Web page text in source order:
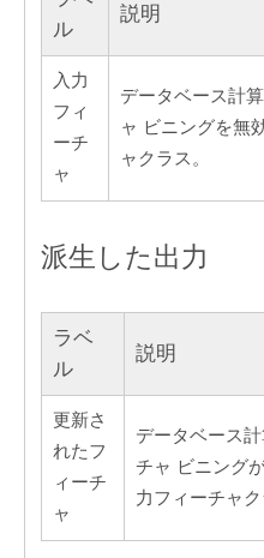
ル
説明
入力
フィ
ーチ
ャ
データベース計
ャ ビニングを無
ャクラス。
派生した出力
ラベ
ル
説明
更新さ
れたフ
ィーチ
ャ
データベース
チャ ビニング
力フィーチャク